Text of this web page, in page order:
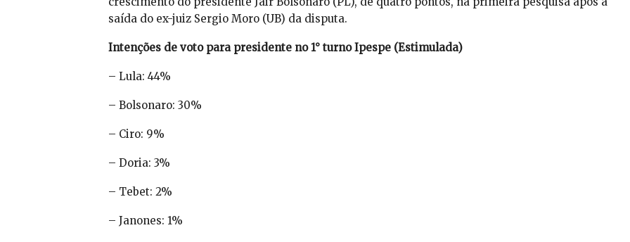
saída do ex-juiz Sergio Moro (UB) da disputa.
Intenções de voto para presidente no 1° turno Ipespe (Estimulada)
– Lula: 44%
– Bolsonaro: 30%
– Ciro: 9%
– Doria: 3%
– Tebet: 2%
– Janones: 1%